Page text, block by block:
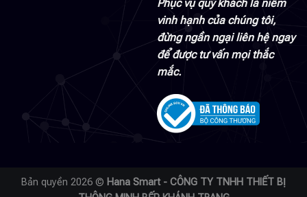
Phục vụ quý khách là niềm
vinh hạnh của chúng tôi,
đừng ngần ngại liên hệ ngay
để được tư vấn mọi thắc
mắc.
Bản quyền 2026 © Hana Smart - CÔNG TY TNHH THIẾT BỊ